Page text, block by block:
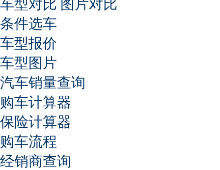
车型对比 图片对比
条件选车
车型报价
车型图片
汽车销量查询
购车计算器
保险计算器
购车流程
经销商查询